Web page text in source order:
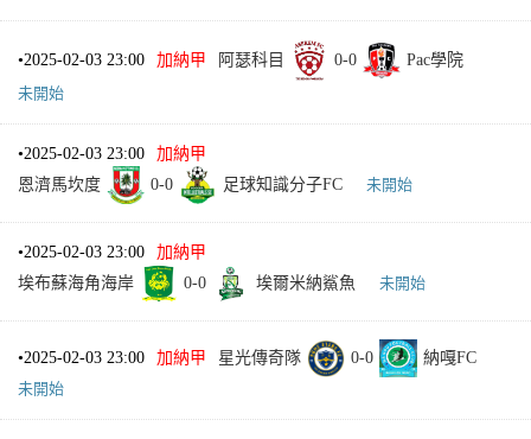
•2025-02-03 23:00 加納甲 阿瑟科目 0-0
Pac學院
未開始
•2025-02-03 23:00
加納甲
恩濟馬坎度
0-0 足球知識分子FC 未開始
•2025-02-03 23:00
加納甲
埃布蘇海角海岸
0-0 埃爾米納鯊魚 未開始
•2025-02-03 23:00 加納甲 星光傳奇隊 0-0
納嘎FC
未開始